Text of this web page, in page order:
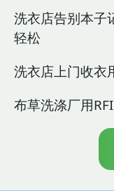
洗衣店告别本子
轻松
洗衣店上门收衣
布草洗涤厂用